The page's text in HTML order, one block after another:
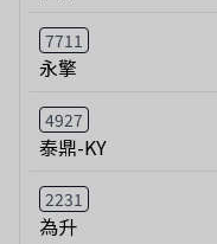
7711
永擎
4927
泰鼎-KY
2231
為升